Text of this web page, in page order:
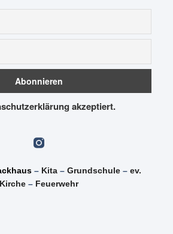
akzeptiert.
– Kita – Grundschule – ev.
Kirche – Feuerwehr